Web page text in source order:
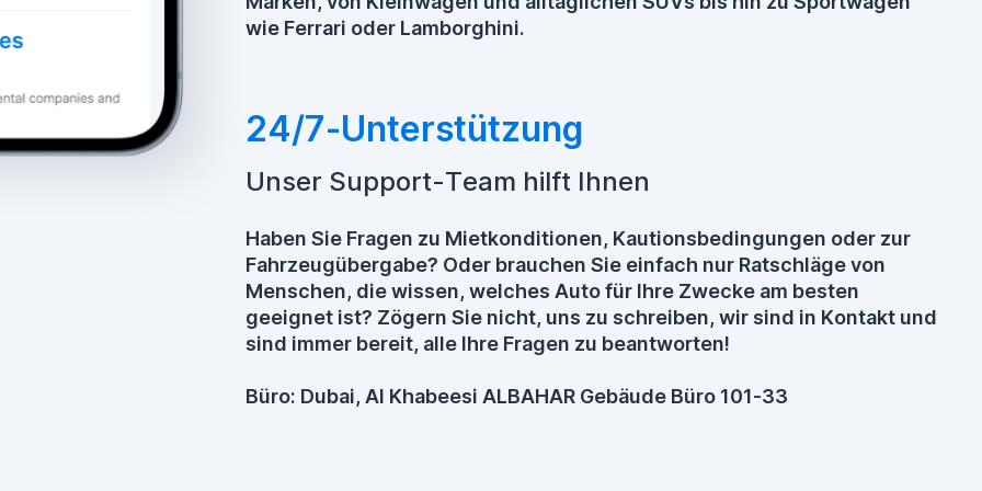
wie Ferrari oder Lamborghini.
24/7-Unterstützung
Unser Support-Team hilft Ihnen
Haben Sie Fragen zu Mietkonditionen, Kautionsbedingungen oder zur
Fahrzeugübergabe? Oder brauchen Sie einfach nur Ratschläge von
Menschen, die wissen, welches Auto für Ihre Zwecke am besten
geeignet ist? Zögern Sie nicht, uns zu schreiben, wir sind in Kontakt und
sind immer bereit, alle Ihre Fragen zu beantworten!
Büro: Dubai, Al Khabeesi ALBAHAR Gebäude Büro 101-33